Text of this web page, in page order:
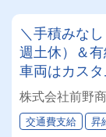
＼手積みな
週土休）＆
車両はカス
と走りませ
者0人】＜関
バー＞
株式会社前野
交通費支給 昇